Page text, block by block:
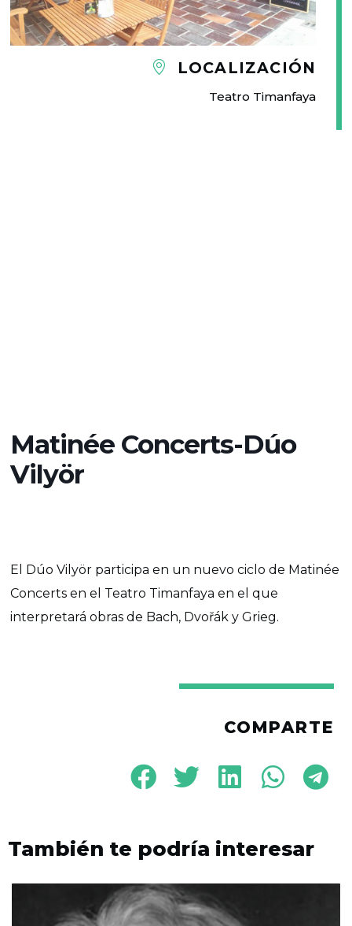
LOCALIZACIÓN
Teatro Timanfaya
Matinée Concerts-Dúo
Vilyör
El Dúo Vilyör participa en un nuevo ciclo de Matinée
Concerts en el Teatro Timanfaya en el que
interpretará obras de Bach, Dvořák y Grieg.
COMPARTE
También te podría interesar